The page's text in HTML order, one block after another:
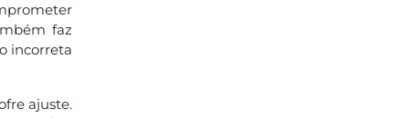
faz
incorreta
ajuste.